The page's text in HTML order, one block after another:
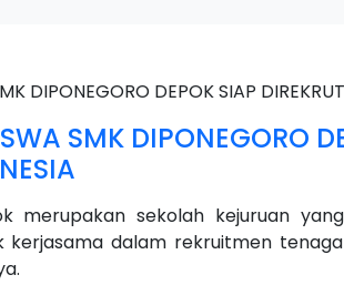
SMK DIPONEGORO
merupakan sekolah kejuruan
kerjasama dalam rekruitmen